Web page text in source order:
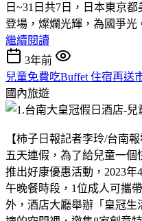
日~31日共7日，日本東京
登場，燦爛光輝，為國爭光
繼續閱讀
3年前
兒童免費吃Buffet 住宿再送
國內旅遊
【柿子日報記者李玲/台南
五天連假，為了給兒童一
推出好康優惠活動，2023
午晚餐時段，1位成人可攜
外，酒店大廳舉辦「皇冠